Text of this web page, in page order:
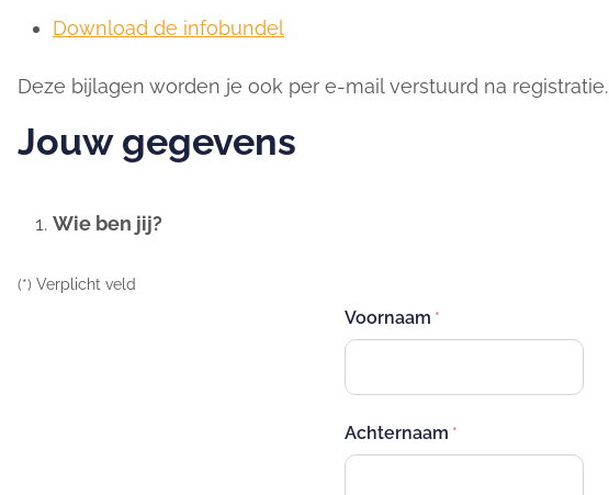
Download de infobundel
Deze bijlagen worden je ook per e-mail verstuurd na registratie.
Jouw gegevens
Wie ben jij?
(*) Verplicht veld
Voornaam
Achternaam